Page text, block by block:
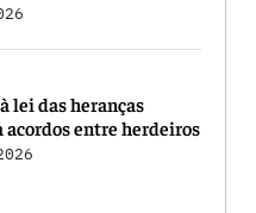
lei das heranças
entre herdeiros